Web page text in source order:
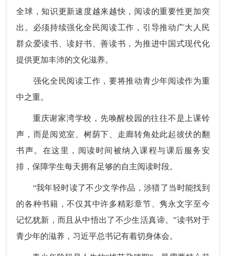
全球，知识更新速度越来越快，阅读的重要性更加突
出。必须持续强化全民阅读工作，引导推动广大人民
群众爱读书、读好书、善读书，为推进中国式现代化
提供更加丰沛的文化滋养。
强化全民阅读工作，要将推动青少年阅读作为重
中之重。
重庆谢家湾学校，先唤醒校园的往往不是上课铃
声，而是阅览室、树荫下、走廊转角处此起彼伏的翻
书声。在这里，阅读时间被纳入课程与课后服务安
排，保障学生每天拥有足够的自主阅读时段。
“我年轻时读了不少文学作品，涉猎了当时能找到
的各种书籍，不仅其中许多精彩章节、隽永文字至今
记忆犹新，而且从中悟出了不少生活真谛。”读书对于
青少年的滋养，习近平总书记有着切身体会。